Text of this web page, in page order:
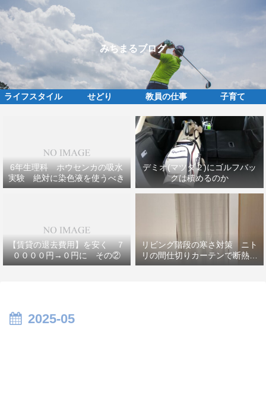
みちまるブログ
ライフスタイル せどり 教員の仕事 子育て
6年生理科 ホウセンカの吸水
実験 絶対に染色液を使うべき
デミオ(マツダ２)にゴルフバッ
クは積めるのか
【賃貸の退去費用】を安く ７
００００円→０円に その②
リビング階段の寒さ対策 ニト
リの間仕切りカーテンで断熱効
果ＵＰ
2025-05